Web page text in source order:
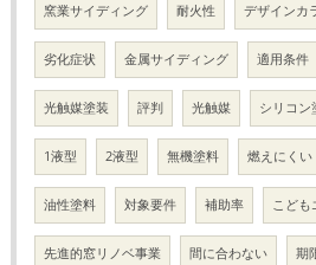
窯業サイディング 耐火性 デザインカ
劣化症状 金属サイディング 適用条件
光触媒塗装 評判 光触媒 シリコン
1液型 2液型 無機塗料 燃えにくい
油性塗料 対象要件 補助率 こども
先進的窓リノベ事業 間に合わない 期